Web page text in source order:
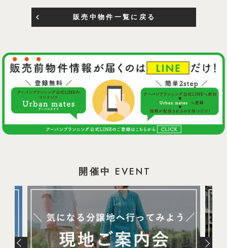
販売中物件一覧に戻る
開催中 EVENT